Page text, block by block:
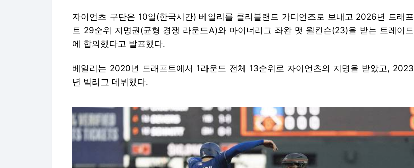
자이언츠 구단은 10일(한국시간) 베일리를 클리블랜드 가디언즈로 보내고 2026년 드래프
트 29순위 지명권(균형 경쟁 라운드A)와 마이너리그 좌완 맷 윌킨슨(23)을 받는 트레이드
에 합의했다고 발표했다.
베일리는 2020년 드래프트에서 1라운드 전체 13순위로 자이언츠의 지명을 받았고, 2023
년 빅리그 데뷔했다.